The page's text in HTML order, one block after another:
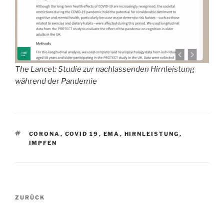
The Lancet: Studie zur nachlassenden Hirnleistung
während der Pandemie
SCHLAGWÖRTER
CORONA , COVID 19 , EMA , HIRNLEISTUNG ,
IMPFEN
Beitragsnavigation
Vorheriger
ZURÜCK